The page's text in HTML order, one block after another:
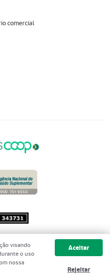
comercial
Unimed do
reservados
visando
o uso
nossa
Aceitar
Rejeitar